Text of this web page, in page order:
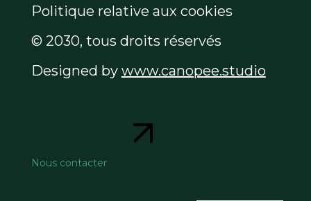
Politique relative aux cookies
© 2030, tous droits réservés
Designed by www.canopee.studio
Nous contacter